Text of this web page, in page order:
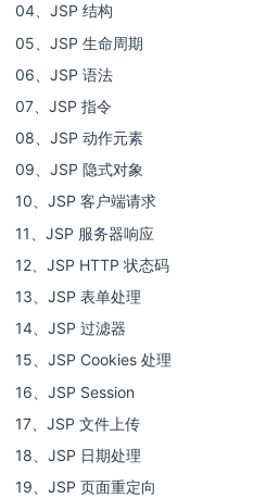
04、JSP 结构
05、JSP 生命周期
06、JSP 语法
07、JSP 指令
08、JSP 动作元素
09、JSP 隐式对象
10、JSP 客户端请求
11、JSP 服务器响应
12、JSP HTTP 状态码
13、JSP 表单处理
14、JSP 过滤器
15、JSP Cookies 处理
16、JSP Session
17、JSP 文件上传
18、JSP 日期处理
19、JSP 页面重定向